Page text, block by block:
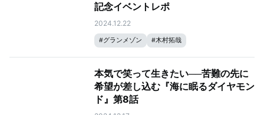
記念イベントレポ
2024.12.22
#グランメゾン #木村拓哉
本気で笑って生きたい──苦難の先に
希望が差し込む『海に眠るダイヤモン
ド』第8話